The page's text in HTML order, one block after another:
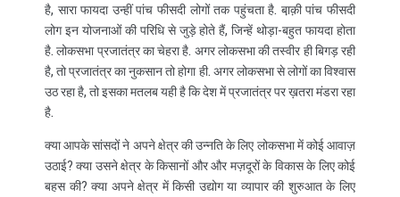
है, सारा फायदा उन्हीं पांच फीसदी लोगों तक पहुंचता है. बा़क़ी पांच फीसदी
लोग इन योजनाओं की परिधि से जुड़े होते हैं, जिन्हें थोड़ा-बहुत फायदा होता
है. लोकसभा प्रजातंत्र का चेहरा है. अगर लोकसभा की तस्वीर ही बिगड़ रही
है, तो प्रजातंत्र का नुकसान तो होगा ही. अगर लोकसभा से लोगों का विश्वास
उठ रहा है, तो इसका मतलब यही है कि देश में प्रजातंत्र पर ख़तरा मंडरा रहा
है.
क्या आपके सांसदों ने अपने क्षेत्र की उन्नति के लिए लोकसभा में कोई आवाज़
उठाई? क्या उसने क्षेत्र के किसानों और और मज़दूरों के विकास के लिए कोई
बहस की? क्या अपने क्षेत्र में किसी उद्योग या व्यापार की शुरुआत के लिए